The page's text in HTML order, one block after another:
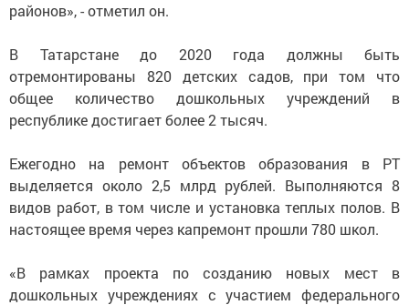
районов», - отметил он.
В Татарстане до 2020 года должны быть
отремонтированы 820 детских садов, при том что
общее количество дошкольных учреждений в
республике достигает более 2 тысяч.
Ежегодно на ремонт объектов образования в РТ
выделяется около 2,5 млрд рублей. Выполняются 8
видов работ, в том числе и установка теплых полов. В
настоящее время через капремонт прошли 780 школ.
«В рамках проекта по созданию новых мест в
дошкольных учреждениях с участием федерального